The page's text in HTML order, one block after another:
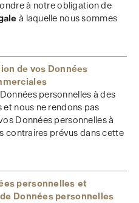
à notre obligation de
à laquelle nous sommes
de vos Données
personnelles à des
nous ne rendons pas
Données personnelles à
contraires prévus dans cette
personnelles et
Données personnelles